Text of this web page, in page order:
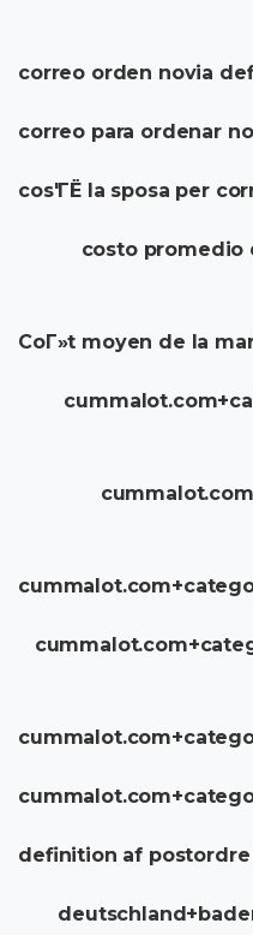
correo orden novia
correo para ordenar
cos'ГЁ la sposa per
costo promedio
CoГ»t moyen de la
definition af